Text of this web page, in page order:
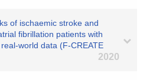
of ischaemic stroke and
fibrillation patients with
world data (F-CREATE
2020